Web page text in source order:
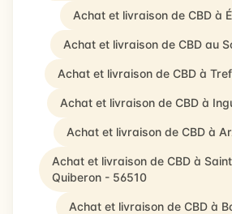
Achat et livraison de CBD à
Achat et livraison de CBD au
Achat et livraison de CBD à
Achat et livraison de CBD à
Achat et livraison de CBD à
Achat et livraison de CBD à
Quiberon - 56510
Achat et livraison de CBD à